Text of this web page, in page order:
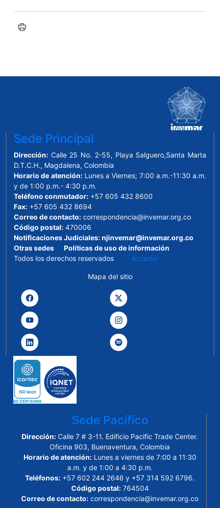
Sede Principal
Dirección: Calle 25 No. 2-55, Playa Salguero,Santa Marta
D.T.C.H., Magdalena, Colombia
Horario de atención:Lunes a Viernes; 7:00 a.m.-11:30 a.m.
y de 1:00 p.m.- 4:30 p.m.
Teléfono conmutador: +57 605 432 8600
Fax: +57 605 432 8694
Correo de contacto: correspondencia@invemar.org.co
Código postal: 470006
Notificaciones Judiciales:njinvemar@invemar.org.co
Otras sedes
Políticas de uso de información
Todos los derechos reservados Acceder
Mapa del sitio
Sede Pacífico
Dirección: Calle 7 # 3-11. Edificio Pacific Trade Center.
Oficina 903, Buenaventura, Colombia
Horario de atención:Lunes a viernes de 7:00 a 11:30
a.m. y de 1:00 a 4:30 p.m.
Teléfonos: +57 602 244 2646 y +57 314 592 6796.
Código postal:764504
Correo de contacto: correspondencia@invemar.org.co